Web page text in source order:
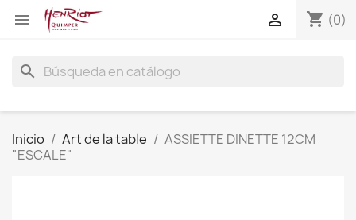
 shopping_cart (0)

search
Inicio Art de la table
ASSIETTE DINETTE 12CM
"ESCALE"